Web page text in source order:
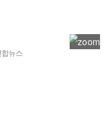
뉴스